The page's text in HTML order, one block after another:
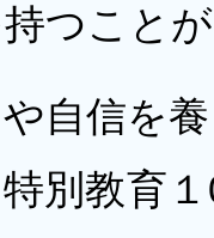
つこと
自信を
別教育